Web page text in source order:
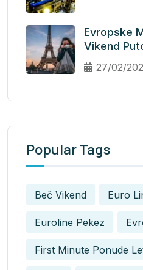
Evropske
Vikend
27/02/
Popular Tags
Beč Vikend Euro
Euroline Pekez
First Minute Ponude